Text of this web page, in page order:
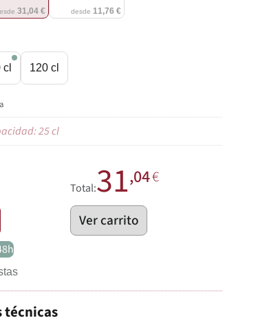
31,04 € desde 11,76 €
cl 120 cl
25 cl
Total:31,04€
Ver carrito
técnicas